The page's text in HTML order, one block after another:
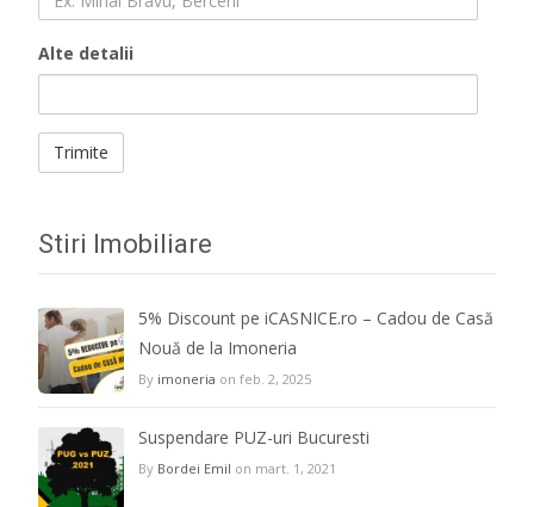
Alte detalii
Stiri Imobiliare
5% Discount pe iCASNICE.ro – Cadou de Casă
Nouă de la Imoneria
By imoneria on feb. 2, 2025
Suspendare PUZ-uri Bucuresti
By Bordei Emil on mart. 1, 2021